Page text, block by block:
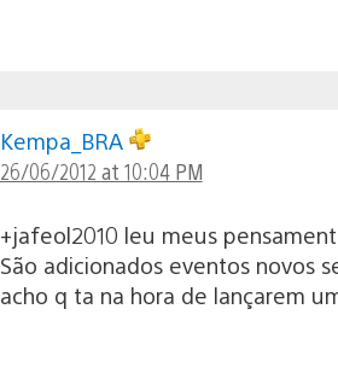
Kempa_BRA
26/06/2012 at 10:04 PM
+jafeol2010 leu meus
São adicionados eventos novos
acho q ta na hora de lançarem